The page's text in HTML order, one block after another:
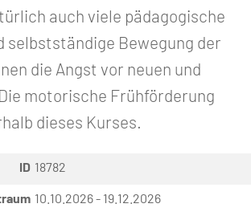
auch viele pädagogische
Bewegung der
die Angst vor neuen und
motorische Frühförderung
dieses Kurses.
ID 18782
10.10.2026 - 19.12.2026